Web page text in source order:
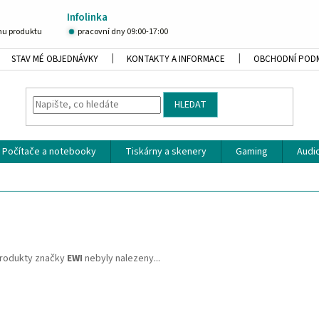
Infolinka
produktu pracovní dny 09:00-17:00
STAV MÉ OBJEDNÁVKY KONTAKTY A INFORMACE OBCHODNÍ
HLEDAT
Počítače a notebooky Tiskárny a skenery Gaming
značky EWI nebyly nalezeny...